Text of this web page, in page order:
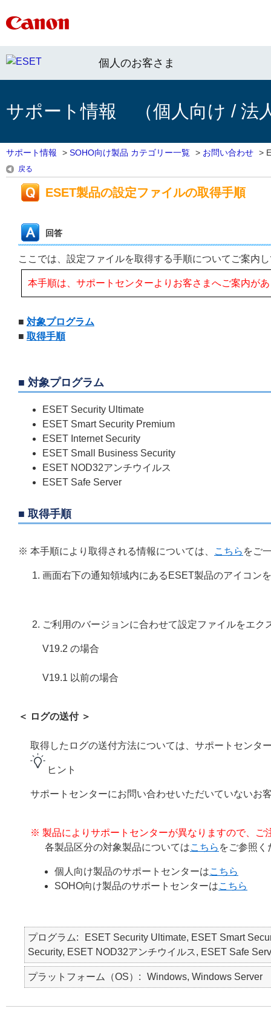
個人のお客さま
サポート情報 （個人向け / 法
サポート情報 > SOHO向け製品 カテゴリー一覧 > お問い合わせ >
戻る
ESET製品の設定ファイルの取得手順
回答
ここでは、設定ファイルを取得する手順についてご案内
本手順は、サポートセンターよりお客さまへご案内が
■ 対象プログラム
■ 取得手順
■ 対象プログラム
ESET Security Ultimate
ESET Smart Security Premium
ESET Internet Security
ESET Small Business Security
ESET NOD32アンチウイルス
ESET Safe Server
■ 取得手順
※ 本手順により取得される情報については、 こちら をご
画面右下の通知領域内にあるESET製品のアイコン
ご利用のバージョンに合わせて設定ファイルをエク
V19.2 の場合
V19.1 以前の場合
＜ ログの送付 ＞
取得したログの送付方法については、サポートセンタ
ヒント
サポートセンターにお問い合わせいただいていない
※ 製品によりサポートセンターが異なりますので、ご
各製品区分の対象製品についてはこちら をご参照く
個人向け製品のサポートセンターはこちら
SOHO向け製品のサポートセンターはこちら
プログラム
ESET Security Ultimate, ESET Smart
Security, ESET NOD32アンチウイルス, ESET Safe
プラットフォーム（OS） Windows, Windows Server